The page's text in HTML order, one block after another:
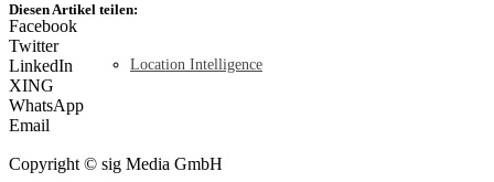
Location Intelligence
Diesen Artikel teilen:
Facebook
Twitter
LinkedIn
XING
WhatsApp
Email
Copyright © sig Media GmbH